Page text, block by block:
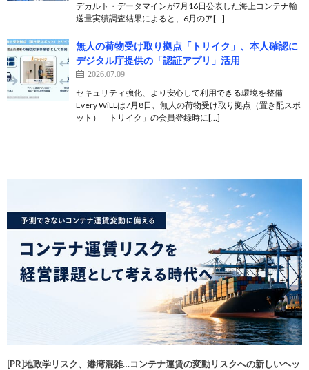
デカルト・データマインが7月16日公表した海上コンテナ輸
送量実績調査結果によると、6月のア[…]
無人の荷物受け取り拠点「トリイク」、本人確認に
デジタル庁提供の「認証アプリ」活用
2026.07.09
セキュリティ強化、より安心して利用できる環境を整備
Every WiLLは7月8日、無人の荷物受け取り拠点（置き配スポ
ット）「トリイク」の会員登録時に[…]
[PR]地政学リスク、港湾混雑…コンテナ運賃の変動リスクへの新しいヘッ